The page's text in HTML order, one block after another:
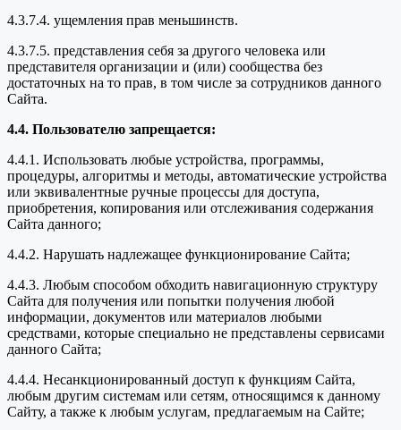
4.3.7.4. ущемления прав меньшинств.
4.3.7.5. представления себя за другого человека или
представителя организации и (или) сообщества без
достаточных на то прав, в том числе за сотрудников данного
Сайта.
4.4. Пользователю запрещается:
4.4.1. Использовать любые устройства, программы,
процедуры, алгоритмы и методы, автоматические устройства
или эквивалентные ручные процессы для доступа,
приобретения, копирования или отслеживания содержания
Сайта данного;
4.4.2. Нарушать надлежащее функционирование Сайта;
4.4.3. Любым способом обходить навигационную структуру
Сайта для получения или попытки получения любой
информации, документов или материалов любыми
средствами, которые специально не представлены сервисами
данного Сайта;
4.4.4. Несанкционированный доступ к функциям Сайта,
любым другим системам или сетям, относящимся к данному
Сайту, а также к любым услугам, предлагаемым на Сайте;